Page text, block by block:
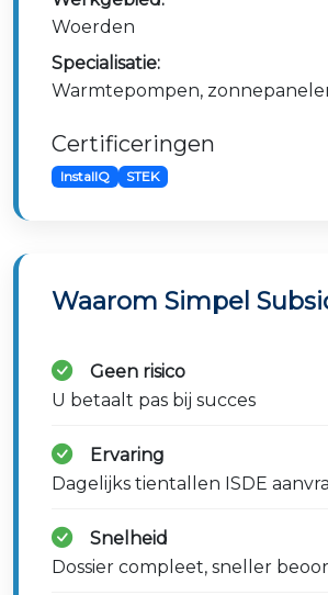
Woerden
Specialisatie:
Warmtepompen,
Certificeringen
InstallQ STEK
Waarom Simpel
Geen risico
U betaalt pas bij succes
Ervaring
Dagelijks tientallen ISDE
Snelheid
Dossier compleet, sneller